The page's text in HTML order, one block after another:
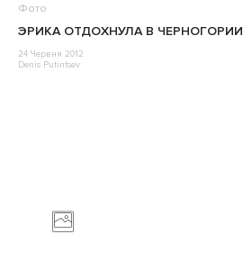
Фото
ЭРИКА ОТДОХНУЛА В ЧЕРНОГОРИИ
24 Червня 2012
Denis Putintsev